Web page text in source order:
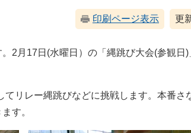
印刷ページ表示 更
2月17日(水曜日）の「縄跳び大会(参観日
リレー縄跳びなどに挑戦します。本番さ
す。